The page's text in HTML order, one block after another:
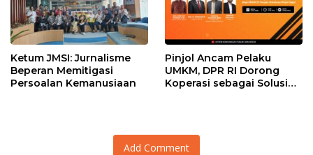
Ketum JMSI: Jurnalisme
Beperan Memitigasi
Persoalan Kemanusiaan
Pinjol Ancam Pelaku
UMKM, DPR RI Dorong
Koperasi sebagai Solusi
Add Comment